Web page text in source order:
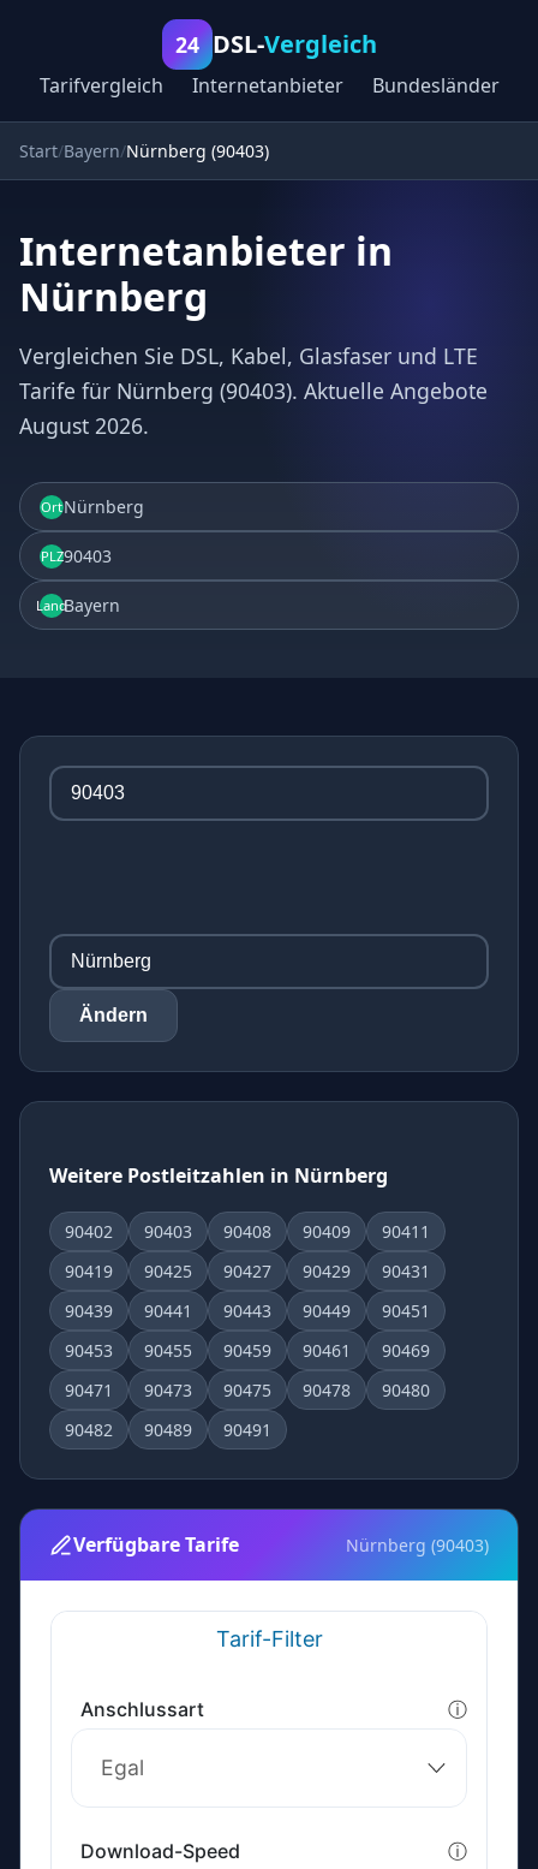
24 DSL-Vergleich
Tarifvergleich Internetanbieter Bundesländer
Start Bayern Nürnberg (90403)
Internetanbieter in
Nürnberg
Vergleichen Sie DSL, Kabel, Glasfaser und LTE
Tarife für Nürnberg (90403). Aktuelle Angebote
August 2026.
OrtNürnberg
PLZ90403
LandBayern
Ändern
Weitere Postleitzahlen in Nürnberg
90402 90403 90408 90409
90411
90419
90425 90427 90429
90431
90439
90441 90443 90449
90451
90453
90455 90459 90461
90469
90471
90473 90475 90478
90480
90482
90489 90491
Verfügbare Tarife Nürnberg (90403)